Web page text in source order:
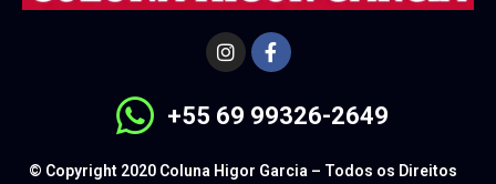
+55 69 99326-2649
© Copyright 2020 Coluna Higor Garcia – Todos os Direitos